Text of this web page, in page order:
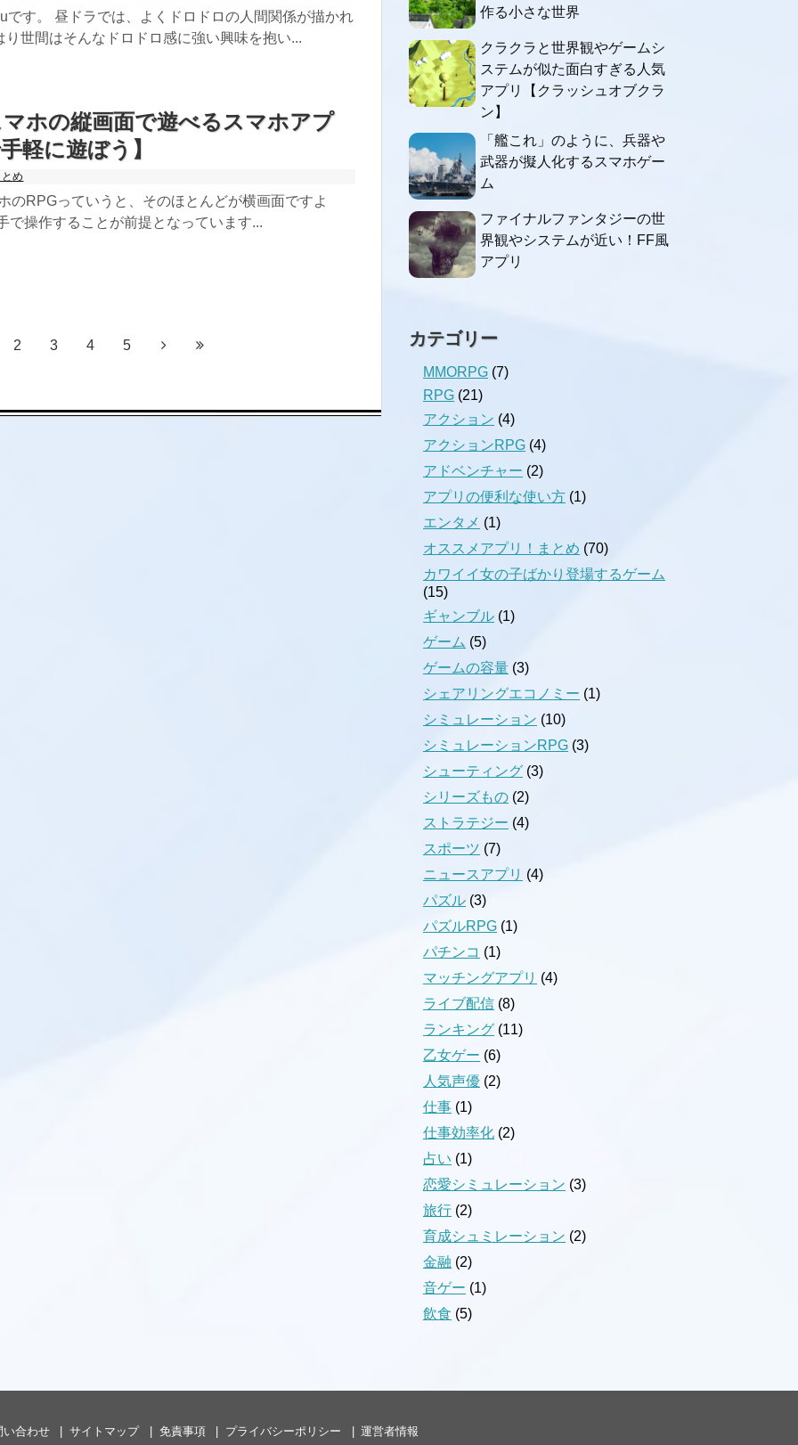
です。 昼ドラでは、よくドロドロの人間関係が描かれ
り世間はそんなドロドロ感に強い興味を抱い...
ホの縦画面で遊べるスマホアプ
軽に遊ぼう】
め
のRPGっていうと、そのほとんどが横画面ですよ
で操作することが前提となっています...
2 3 4 5
作る小さな世界
クラクラと世界観やゲームシ
ステムが似た面白すぎる人気
アプリ【クラッシュオブクラ
ン】
「艦これ」のように、兵器や
武器が擬人化するスマホゲー
ム
ファイナルファンタジーの世
界観やシステムが近い！FF風
アプリ
カテゴリー
MMORPG (7)
RPG (21)
アクション (4)
アクションRPG (4)
アドベンチャー (2)
アプリの便利な使い方 (1)
エンタメ (1)
オススメアプリ！まとめ (70)
カワイイ女の子ばかり登場するゲーム
(15)
ギャンブル (1)
ゲーム (5)
ゲームの容量 (3)
シェアリングエコノミー (1)
シミュレーション (10)
シミュレーションRPG (3)
シューティング (3)
シリーズもの (2)
ストラテジー (4)
スポーツ (7)
ニュースアプリ (4)
パズル (3)
パズルRPG (1)
パチンコ (1)
マッチングアプリ (4)
ライブ配信 (8)
ランキング (11)
乙女ゲー (6)
人気声優 (2)
仕事 (1)
仕事効率化 (2)
占い (1)
恋愛シミュレーション (3)
旅行 (2)
育成シュミレーション (2)
金融 (2)
音ゲー (1)
飲食 (5)
い合わせ サイトマップ 免責事項 プライバシーポリシー 運営者情報